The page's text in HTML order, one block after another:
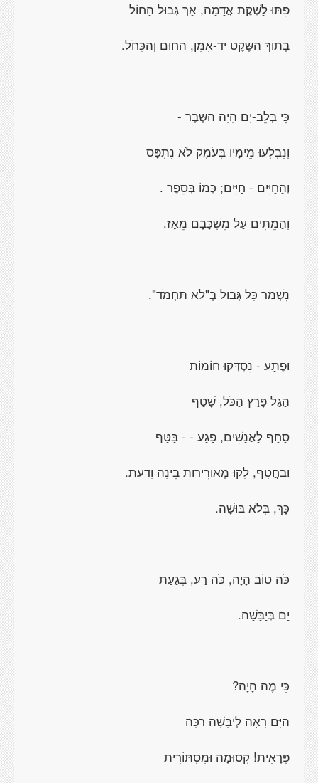
פִּתּוּ לָשֶׁקֶת אֲדָמָה, אַךְ גְּבוּל הַחוֹל
בְּתוֹךְ הַשֶּׁקֶט יַד-אָמָּן, הַחוּם וְהַכָּחֹל.
כִּי בְּלֵב-יָם הָיָה הַשֶּׁבֶר -
וְנִבְלְעוּ מֵימָיו בְּעֹמֶק לֹא נִתְפָּס
וְהַחַיִּים - חַיִּים; כְּמוֹ בְּסֵפֶר .
וְהַמֵּתִים עַל מִשְׁכָּבָם מֵאָז.
נִשְׁמַר כָּל גְּבוּל בְּ"לֹא תַּחְמֹד".
וּפֶתַע - נִסְדְּקוּ חוֹמוֹת
הַגַּל פָּרַץ הַכֹּל, שָׁטַף
סָחַף לָאֲנָשִׁים, פָּגַע - - בַּטַּף
וּבַחֲטָף, לָקוּ מְאוֹרִירות בִּינָה וָדַעַת.
כָּךְ, בְּלֹא בּוּשָׁה.
כֹּה טוֹב הָיָה, כֹּה רַע, בְּגַעַת
יָם בְּיַבָּשָׁה.
כִּי מֶה הָיָה?
הַיָּם רָאָה לְיַבָּשָׁה רַכָּה
פְּרָאִית! קְסוּמָה וּמִסְתּוֹרִית